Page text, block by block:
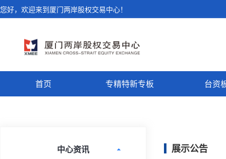
您好，欢迎来到厦门两岸股权交易中心！
首页 专精特新专板 台资
中心资讯 展示公告